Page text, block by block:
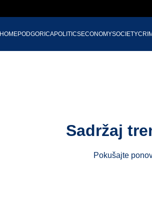
HOMEPODGORICAPOLITICSECONOMYSOCIETY
Sadržaj
Pokušajte